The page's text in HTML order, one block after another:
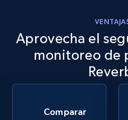
eBay
URL, Product id, Title, Seller
Seller reviews,
Aprovecha el
monitoreo de
Comparar